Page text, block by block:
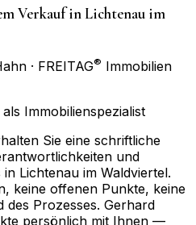
Verkauf in Lichtenau im
· FREITAG® Immobilien
Immobilienspezialist
Sie eine schriftliche
und
Lichtenau im Waldviertel.
keine offenen Punkte, keine
Prozesses. Gerhard
persönlich mit Ihnen —